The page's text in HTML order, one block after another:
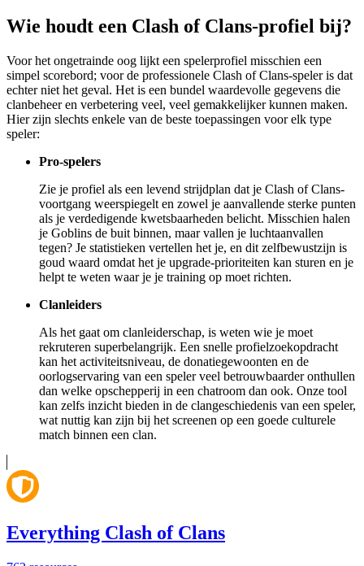
Wie houdt een Clash of Clans-profiel bij?
Voor het ongetrainde oog lijkt een spelerprofiel misschien een
simpel scorebord; voor de professionele Clash of Clans-speler is dat
echter niet het geval. Het is een bundel waardevolle gegevens die
clanbeheer en verbetering veel, veel gemakkelijker kunnen maken.
Hier zijn slechts enkele van de beste toepassingen voor elk type
speler:
Pro-spelers
Zie je profiel als een levend strijdplan dat je Clash of Clans-
voortgang weerspiegelt en zowel je aanvallende sterke punten
als je verdedigende kwetsbaarheden belicht. Misschien halen
je Goblins de buit binnen, maar vallen je luchtaanvallen
tegen? Je statistieken vertellen het je, en dit zelfbewustzijn is
goud waard omdat het je upgrade-prioriteiten kan sturen en je
helpt te weten waar je je training op moet richten.
Clanleiders
Als het gaat om clanleiderschap, is weten wie je moet
rekruteren superbelangrijk. Een snelle profielzoekopdracht
kan het activiteitsniveau, de donatiegewoonten en de
oorlogservaring van een speler veel betrouwbaarder onthullen
dan welke opschepperij in een chatroom dan ook. Onze tool
kan zelfs inzicht bieden in de clangeschiedenis van een speler,
wat nuttig kan zijn bij het screenen op een goede culturele
match binnen een clan.
Everything Clash of Clans